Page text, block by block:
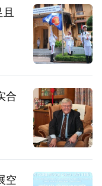
合
空